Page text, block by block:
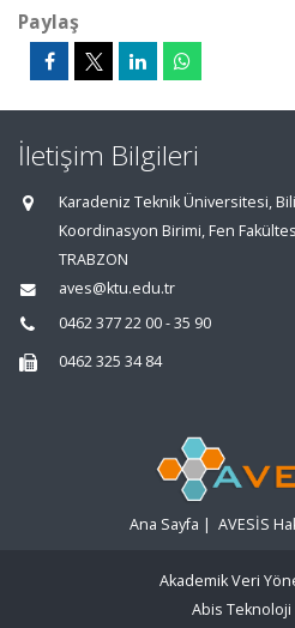
Paylaş
İletişim Bilgileri
Karadeniz Teknik Üniversitesi,
Koordinasyon Birimi, Fen
TRABZON
aves@ktu.edu.tr
0462 377 22 00 - 35 90
0462 325 34 84
Ana Sayfa | AVESİS
Akademik Veri
Abis Teknoloji